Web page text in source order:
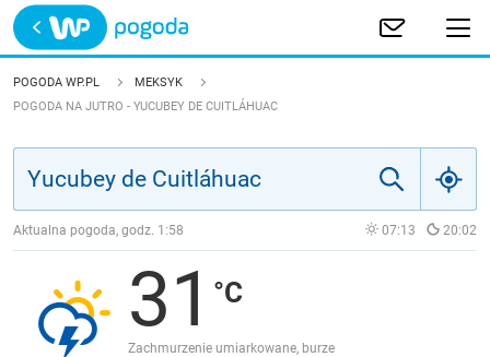
Trwa ładowanie
POLSKA
JAKOŚĆ POWIETRZA
POGODA WP.PL
MEKSYK
POGODA NA JUTRO - YUCUBEY DE CUITLÁHUAC
Aktualna pogoda, godz. 1:58 07:13 20:02
31
Zachmurzenie umiarkowane, burze